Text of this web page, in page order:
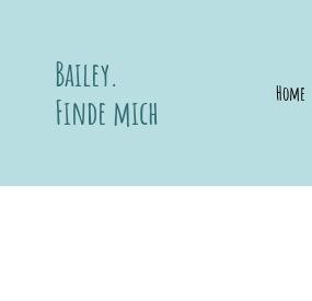
Bailey.
Finde mich
Home